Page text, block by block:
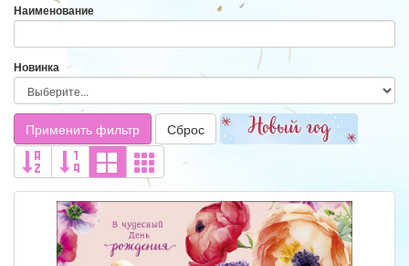
Наименование
Новинка
Применить фильтр Сброс